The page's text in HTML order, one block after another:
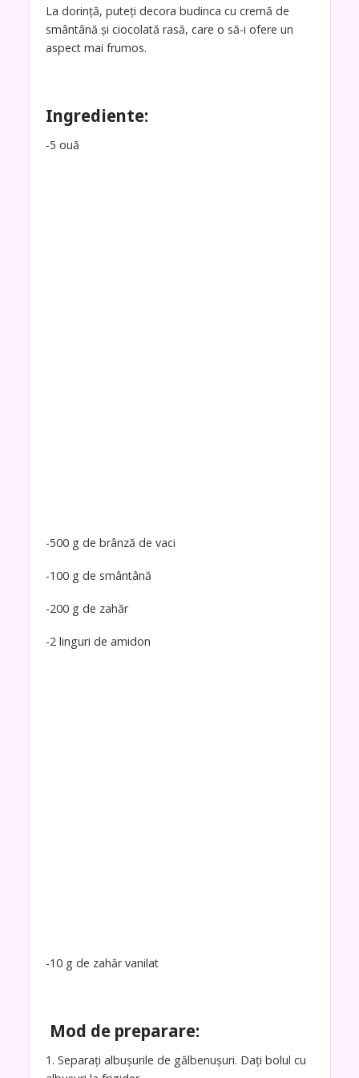
La dorință, puteți decora budinca cu cremă de
smântână și ciocolată rasă, care o să-i ofere un
aspect mai frumos.
Ingrediente:
-5 ouă
-500 g de brânză de vaci
-100 g de smântână
-200 g de zahăr
-2 linguri de amidon
-10 g de zahăr vanilat
Mod de preparare:
1. Separați albușurile de gălbenușuri. Dați bolul cu